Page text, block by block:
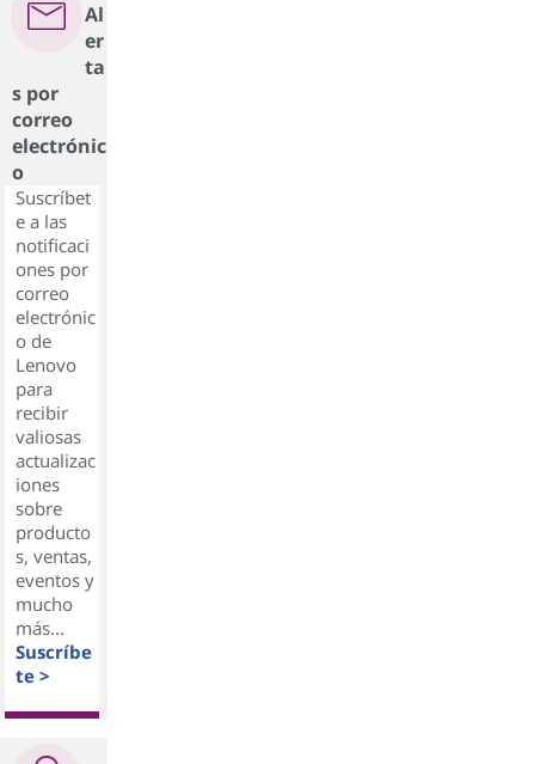
Al
er
ta
s por
correo
electrónic
o
Suscríbet
e a las
notificaci
ones por
correo
electrónic
o de
Lenovo
para
recibir
valiosas
actualizac
iones
sobre
producto
s, ventas,
eventos y
mucho
más...
Suscríbe
te >